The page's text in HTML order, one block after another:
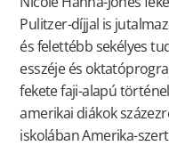
Pulitzer-díjjal is
és felettébb sekélyes
esszéje és
fekete faji-alapú
amerikai diákok
iskolában Amerika-